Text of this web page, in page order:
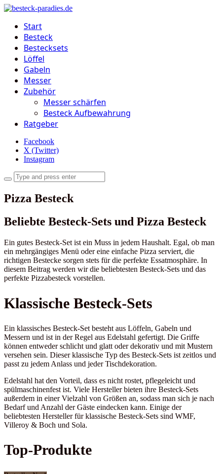
Start
Besteck
Bestecksets
Löffel
Gabeln
Messer
Zubehör
Messer schärfen
Besteck Aufbewahrung
Ratgeber
Facebook
X (Twitter)
Instagram
Pizza Besteck
Beliebte Besteck-Sets und Pizza Besteck
Ein gutes Besteck-Set ist ein Muss in jedem Haushalt. Egal, ob man
ein mehrgängiges Menü oder eine einfache Pizza serviert, die
richtigen Bestecke sorgen stets für die perfekte Essatmosphäre. In
diesem Beitrag werden wir die beliebtesten Besteck-Sets und das
perfekte Pizzabesteck vorstellen.
Klassische Besteck-Sets
Ein klassisches Besteck-Set besteht aus Löffeln, Gabeln und
Messern und ist in der Regel aus Edelstahl gefertigt. Die Griffe
können entweder schlicht und glatt oder dekorativ und mit Mustern
versehen sein. Dieser klassische Typ des Besteck-Sets ist zeitlos und
passt zu jedem Anlass und jeder Tischdekoration.
Edelstahl hat den Vorteil, dass es nicht rostet, pflegeleicht und
spülmaschinenfest ist. Viele Hersteller bieten ihre Besteck-Sets
außerdem in einer Vielzahl von Größen an, sodass man sich je nach
Bedarf und Anzahl der Gäste eindecken kann. Einige der
beliebtesten Hersteller für klassische Besteck-Sets sind WMF,
Villeroy & Boch und Sola.
Top-Produkte